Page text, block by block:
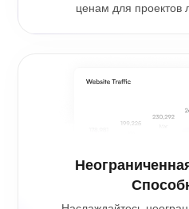
ценам для проектов